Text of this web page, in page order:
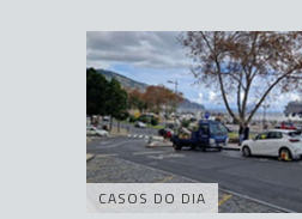
CASOS DO DIA